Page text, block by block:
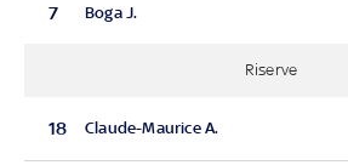
7 Boga J.
Riserve
18 Claude-Maurice A.